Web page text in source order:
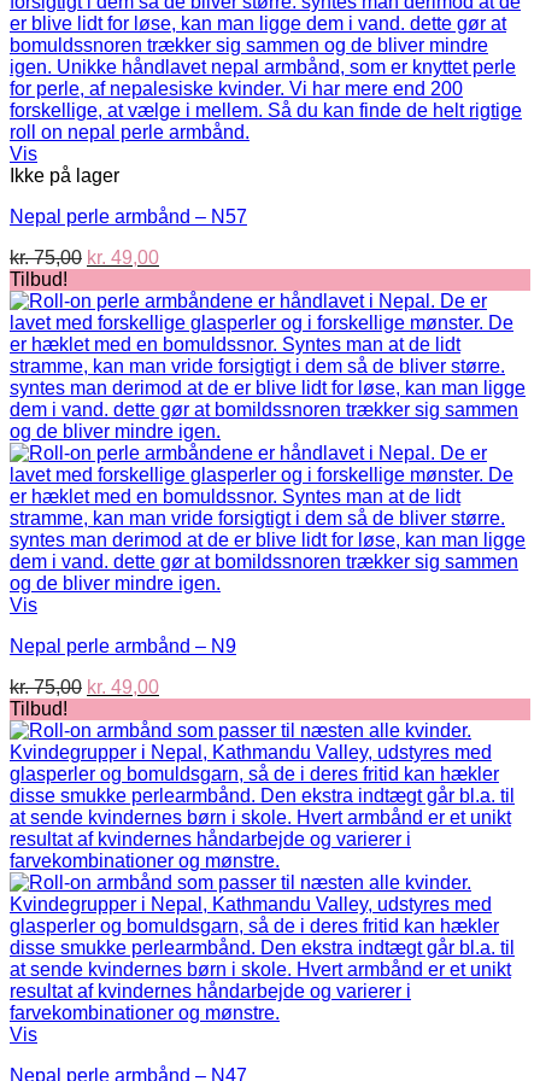
Vis
Ikke på lager
Nepal perle armbånd – N57
kr.75,00 Den
pris
var:
kr. 75,00.
kr. 49,00Den
pris
er:
kr. 49,00.
Tilbud!
Vis
Nepal perle armbånd – N9
kr.75,00 Den
pris
var:
kr. 75,00.
kr. 49,00Den
pris
er:
kr. 49,00.
Tilbud!
Vis
Nepal perle armbånd – N47